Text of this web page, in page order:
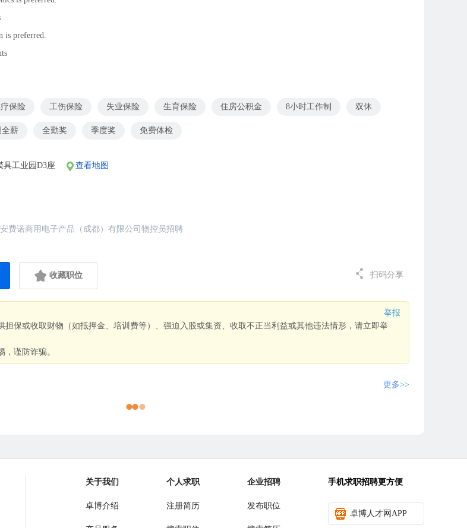
is preferred.
疗保险 工伤保险 失业保险 生育保险 住房公积金 8小时工作制 双休
全薪 全勤奖 季度奖 免费体检
具工业园D3座
查看地图
安费诺商用电子产品（成都）有限公司物控员招聘
收藏职位 扫码分享
举报
担保或收取财物（如抵押金、培训费等）、强迫入股或集资、收取不正当利益或其他违法情形，请立即举
谨防诈骗。
更多>>
关于我们
卓博介绍
个人求职
注册简历
企业招聘
发布职位
手机求职招聘更方便
卓博人才网APP